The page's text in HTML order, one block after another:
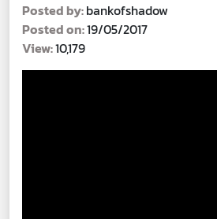
Posted by:bankofshadow
Posted on:19/05/2017
View:10,179